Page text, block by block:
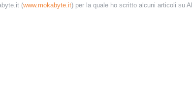
(www.mokabyte.it) per la quale ho scritto alcuni articoli su